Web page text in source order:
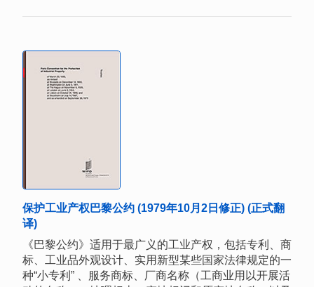
保护工业产权巴黎公约 (1979年10月2日修正) (正式翻
译)
《巴黎公约》适用于最广义的工业产权，包括专利、商
标、工业品外观设计、实用新型某些国家法律规定的一
种“小专利” 、服务商标、厂商名称（工商业用以开展活